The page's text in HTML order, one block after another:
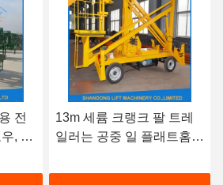
세륨 크랭크 팔 트레
공중 일 플래트홈
거치했습니다
자동적인 4개
- 14m 공중
을 분명히 말